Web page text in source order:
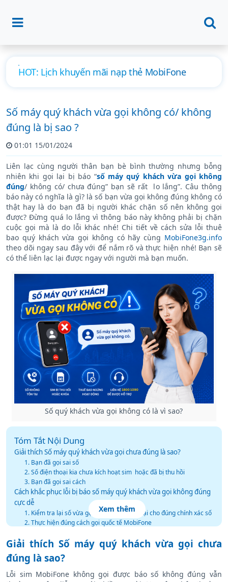
Hướng dẫn đăng ký 4G MobiFone ngày, tháng
Số máy quý khách vừa gọi không có/ không
đúng là bị sao ?
01:01 15/01/2024
Liên lạc cùng người thân bạn bè bình thường nhưng bỗng
nhiên khi gọi lại bị báo “số máy quý khách vừa gọi không
đúng/ không có/ chưa đúng” bạn sẽ rất lo lắng”. Câu thông
báo này có nghĩa là gì? là số bạn vừa gọi không đúng không có
thật hay là do bạn đã bị người khác chặn số nên không gọi
được? Đừng quá lo lắng vì thông báo này không phải bị chặn
cuộc gọi mà là do lỗi khác nhé! Chi tiết về cách sửa lỗi thuê
bao quý khách vừa gọi không có hãy cùngMobiFone3g.info
theo dõi ngay sau đây với để nắm rõ và thực hiện nhé! Bạn sẽ
có thể liên lạc lại được ngay với người mà bạn muốn.
Số quý khách vừa gọi không có là vì sao?
Tóm Tắt Nội Dung
Giải thích Số máy quý khách vừa gọi chưa đúng là sao?
1. Bạn đã gọi sai số
2. Số điện thoại kia chưa kích hoạt sim hoặc đã bị thu hồi
3. Bạn đã gọi sai cách
Cách khắc phục lỗi bị báo số máy quý khách vừa gọi không đúng
cực dễ
1. Kiểm tra lại số vừa gọi và thực hiện gọi lại cho đúng chính xác số
2. Thực hiện đúng cách gọi quốc tế MobiFone
3. Kiểm tra lại số của người nhận
Vậy nếu bị chặn số thì sẽ báo thế nào?
1. Trường hợp chặn bằng dịch vụ nhà mạng
2. Trường hợp chặn bằng cài đặt máy
Xem thêm
Giải thích Số máy quý khách vừa gọi chưa
đúng là sao?